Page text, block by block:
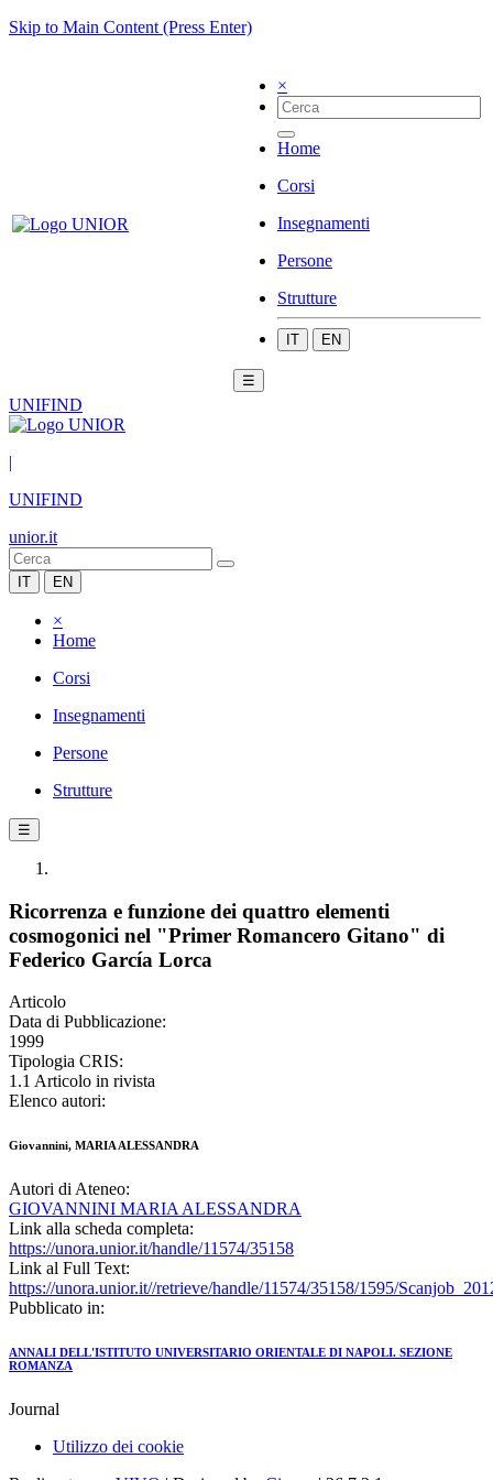
Skip to Main Content (Press Enter)
×
Home
Corsi
Insegnamenti
Persone
Strutture
IT EN
☰
UNIFIND
|
UNIFIND
unior.it
IT EN
×
Home
Corsi
Insegnamenti
Persone
Strutture
☰
Ricorrenza e funzione dei quattro elementi
cosmogonici nel "Primer Romancero Gitano" di
Federico García Lorca
Articolo
Data di Pubblicazione:
1999
Tipologia CRIS:
1.1 Articolo in rivista
Elenco autori:
Giovannini, MARIA ALESSANDRA
Autori di Ateneo:
GIOVANNINI MARIA ALESSANDRA
Link alla scheda completa:
https://unora.unior.it/handle/11574/35158
Link al Full Text:
https://unora.unior.it//retrieve/handle/11574/35158/1595/
Pubblicato in:
ANNALI DELL'ISTITUTO UNIVERSITARIO ORIENTALE DI NAPOLI. SEZIONE
ROMANZA
Journal
Utilizzo dei cookie